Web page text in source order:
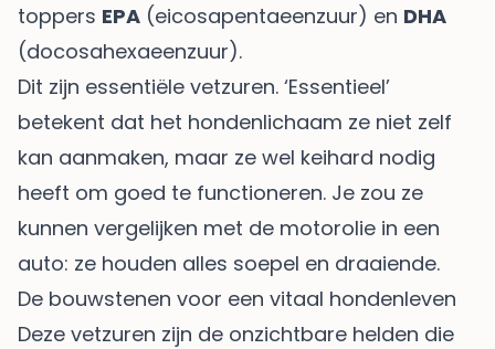
toppers EPA (eicosapentaeenzuur) en DHA
(docosahexaeenzuur).
Dit zijn essentiële vetzuren. ‘Essentieel’
betekent dat het hondenlichaam ze niet zelf
kan aanmaken, maar ze wel keihard nodig
heeft om goed te functioneren. Je zou ze
kunnen vergelijken met de motorolie in een
auto: ze houden alles soepel en draaiende.
De bouwstenen voor een vitaal hondenleven
Deze vetzuren zijn de onzichtbare helden die